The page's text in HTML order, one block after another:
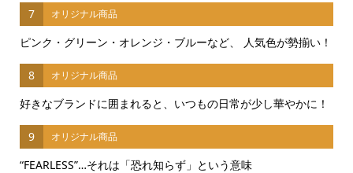
7 オリジナル商品
ピンク・グリーン・オレンジ・ブルーなど、 人気色が勢揃い！
8 オリジナル商品
好きなブランドに囲まれると、いつもの日常が少し華やかに！
9 オリジナル商品
“FEARLESS”…それは「恐れ知らず」という意味